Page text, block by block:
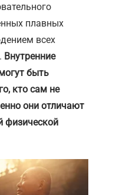
плавных
всех
Внутренние
быть
кто сам не
они отличают
физической